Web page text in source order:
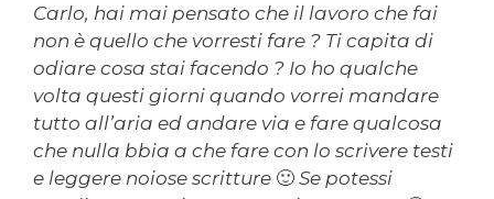
Carlo, hai mai pensato che il lavoro che fai
non è quello che vorresti fare ? Ti capita di
odiare cosa stai facendo ? Io ho qualche
volta questi giorni quando vorrei mandare
tutto all’aria ed andare via e fare qualcosa
che nulla bbia a che fare con lo scrivere testi
e leggere noiose scritture 🙂 Se potessi